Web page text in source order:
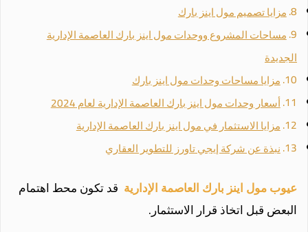
مزايا تصميم مول اينز بارك
مساحات المشروع ووحدات مول اينز بارك العاصمة الإدارية
الجديدة
مزايا مساحات وحدات مول اينز بارك
أسعار وحدات مول اينز بارك العاصمة الإدارية لعام 2024
مزايا الاستثمار في مول اينز بارك العاصمة الإدارية
نبذة عن شركة إيجي تاورز للتطوير العقاري
عيوب مول اينز بارك العاصمة الإدارية قد تكون محط اهتمام
البعض قبل اتخاذ قرار الاستثمار.